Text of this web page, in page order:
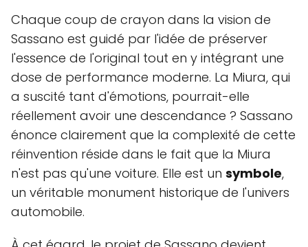
Chaque coup de crayon dans la vision de
Sassano est guidé par l'idée de préserver
l'essence de l'original tout en y intégrant une
dose de performance moderne. La Miura, qui
a suscité tant d'émotions, pourrait-elle
réellement avoir une descendance ? Sassano
énonce clairement que la complexité de cette
réinvention réside dans le fait que la Miura
n'est pas qu'une voiture. Elle est un symbole,
un véritable monument historique de l'univers
automobile.